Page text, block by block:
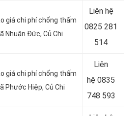
giá chi phí chống thấm
Nhuận Đức, Củ Chi
Liên hệ
0825 281
514
giá chi phí chống thấm
Phước Hiệp, Củ Chi
Liên
hệ 0835
748 593